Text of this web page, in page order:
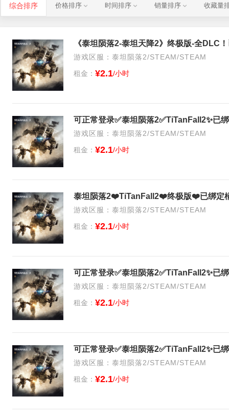
综合排序 价格排序 时间排序 销量排序 收藏量
《泰坦陨落2-泰坦天降2》终极版-全DLC
游戏区服：泰坦陨落2/STEAM/STEAM
租金： ¥2.1/小时
可正常登录✅泰坦陨落2✅TiTanFall2✨已
游戏区服：泰坦陨落2/STEAM/STEAM
租金： ¥2.1/小时
泰坦陨落2❤️TiTanFall2❤️终极版❤️已绑定
游戏区服：泰坦陨落2/STEAM/STEAM
租金： ¥2.1/小时
可正常登录✅泰坦陨落2✅TiTanFall2✨已
游戏区服：泰坦陨落2/STEAM/STEAM
租金： ¥2.1/小时
可正常登录✅泰坦陨落2✅TiTanFall2✨已
游戏区服：泰坦陨落2/STEAM/STEAM
租金： ¥2.1/小时